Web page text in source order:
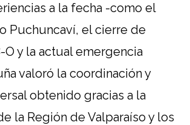
a la fecha -como el
Puchuncaví, el cierre de
O y la actual emergencia
valoró la coordinación y
obtenido gracias a la
la Región de Valparaíso y los